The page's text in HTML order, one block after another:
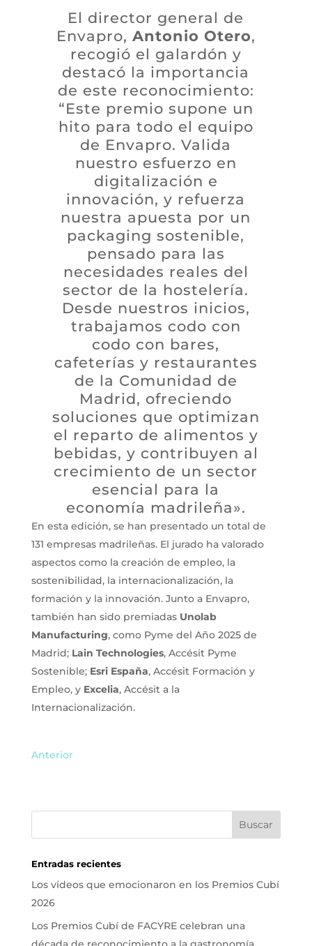
El director general de
Envapro, Antonio Otero,
recogió el galardón y
destacó la importancia
de este reconocimiento:
“Este premio supone un
hito para todo el equipo
de Envapro. Valida
nuestro esfuerzo en
digitalización e
innovación, y refuerza
nuestra apuesta por un
packaging sostenible,
pensado para las
necesidades reales del
sector de la hostelería.
Desde nuestros inicios,
trabajamos codo con
codo con bares,
cafeterías y restaurantes
de la Comunidad de
Madrid, ofreciendo
soluciones que optimizan
el reparto de alimentos y
bebidas, y contribuyen al
crecimiento de un sector
esencial para la
economía madrileña».
En esta edición, se han presentado un total de
131 empresas madrileñas. El jurado ha valorado
aspectos como la creación de empleo, la
sostenibilidad, la internacionalización, la
formación y la innovación. Junto a Envapro,
también han sido premiadas Unolab
Manufacturing, como Pyme del Año 2025 de
Madrid; Lain Technologies, Accésit Pyme
Sostenible; Esri España, Accésit Formación y
Empleo, y Excelia, Accésit a la
Internacionalización.
Anterior
Entradas recientes
Los vídeos que emocionaron en los Premios Cubí
2026
Los Premios Cubí de FACYRE celebran una